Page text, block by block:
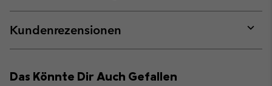
or
Kundenrezensionen
or
Das Könnte Dir Auch Gefallen